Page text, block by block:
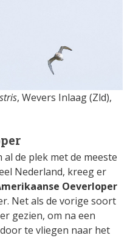
, Wevers Inlaag (Zld),
de plek met de meeste
Nederland, kreeg er
Oeverloper
Net als de vorige soort
gezien, om na een
te vliegen naar het